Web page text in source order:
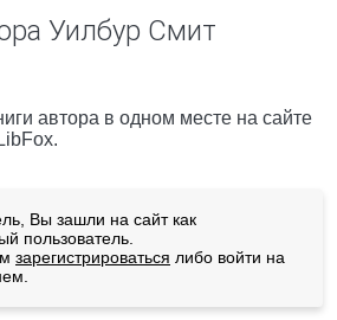
Уилбур Смит
автора в одном месте на сайте
Вы зашли на сайт как
пользователь.
зарегистрироваться либо войти на